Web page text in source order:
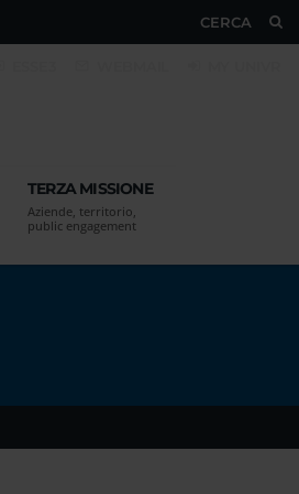
CERCA
TERZA MISSIONE
Aziende, territorio,
public engagement